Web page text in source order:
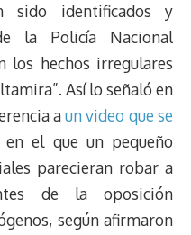
sido identificados y
la Policía Nacional
los hechos irregulares
Así lo señaló en
aun video que se
en el que un pequeño
parecieran robar a
de la oposición
según afirmaron